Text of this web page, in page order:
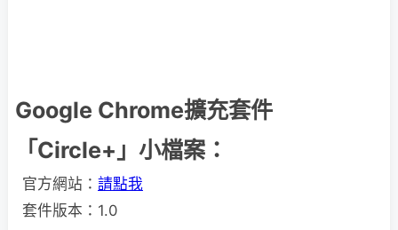
Google Chrome擴充套件
「Circle+」小檔案：
官方網站： 請點我
套件版本：1.0